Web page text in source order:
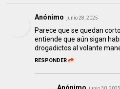
Anónimo junio 28, 2025
Parece que se quedan
entiende que aún sigan
drogadictos al volante
RESPONDER